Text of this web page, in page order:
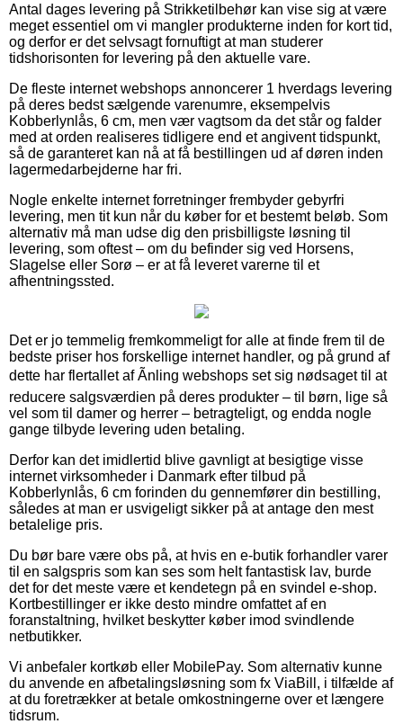
Antal dages levering på Strikketilbehør kan vise sig at være
meget essentiel om vi mangler produkterne inden for kort tid,
og derfor er det selvsagt fornuftigt at man studerer
tidshorisonten for levering på den aktuelle vare.
De fleste internet webshops annoncerer 1 hverdags levering
på deres bedst sælgende varenumre, eksempelvis
Kobberlynlås, 6 cm, men vær vagtsom da det står og falder
med at orden realiseres tidligere end et angivent tidspunkt,
så de garanteret kan nå at få bestillingen ud af døren inden
lagermedarbejderne har fri.
Nogle enkelte internet forretninger frembyder gebyrfri
levering, men tit kun når du køber for et bestemt beløb. Som
alternativ må man udse dig den prisbilligste løsning til
levering, som oftest – om du befinder sig ved Horsens,
Slagelse eller Sorø – er at få leveret varerne til et
afhentningssted.
Det er jo temmelig fremkommeligt for alle at finde frem til de
bedste priser hos forskellige internet handler, og på grund af
dette har flertallet af Ãnling webshops set sig nødsaget til at
reducere salgsværdien på deres produkter – til børn, lige så
vel som til damer og herrer – betragteligt, og endda nogle
gange tilbyde levering uden betaling.
Derfor kan det imidlertid blive gavnligt at besigtige visse
internet virksomheder i Danmark efter tilbud på
Kobberlynlås, 6 cm forinden du gennemfører din bestilling,
således at man er usvigeligt sikker på at antage den mest
betalelige pris.
Du bør bare være obs på, at hvis en e-butik forhandler varer
til en salgspris som kan ses som helt fantastisk lav, burde
det for det meste være et kendetegn på en svindel e-shop.
Kortbestillinger er ikke desto mindre omfattet af en
foranstaltning, hvilket beskytter køber imod svindlende
netbutikker.
Vi anbefaler kortkøb eller MobilePay. Som alternativ kunne
du anvende en afbetalingsløsning som fx ViaBill, i tilfælde af
at du foretrækker at betale omkostningerne over et længere
tidsrum.